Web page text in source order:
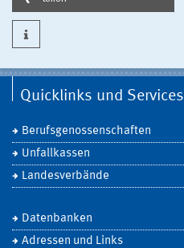
Quicklinks und Services
Berufsgenossenschaften
Unfallkassen
Landesverbände
Datenbanken
Adressen und Links